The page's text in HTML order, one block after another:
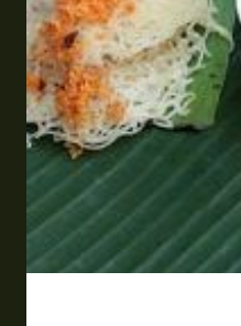
Сочи
Египет
ОАЭ
Таиланд
Турция
Шри-Ланка